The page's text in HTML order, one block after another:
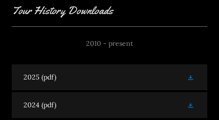
Tour History Downloads
2010 - present
2025 (pdf)
2024 (pdf)